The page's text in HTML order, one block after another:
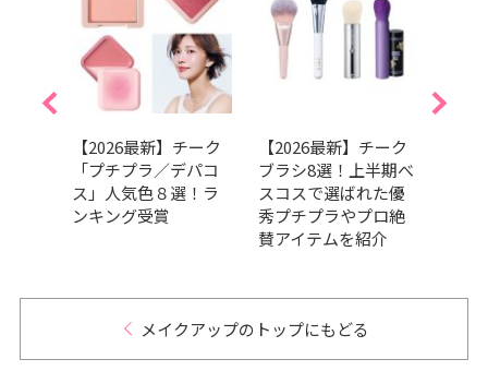
【2026最新】チーク
「プチプラ／デパコ
ス」人気色８選！ラ
ンキング受賞
【2026最新】チーク
ブラシ8選！上半期べ
スコスで選ばれた優
秀プチプラやプロ絶
賛アイテムを紹介
メイクアップのトップにもどる